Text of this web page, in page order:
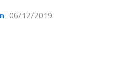
06/12/2019